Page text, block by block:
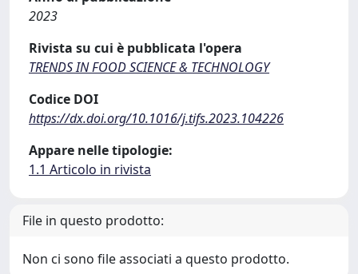
2023
Rivista su cui è pubblicata l'opera
TRENDS IN FOOD SCIENCE & TECHNOLOGY
Codice DOI
https://dx.doi.org/10.1016/j.tifs.2023.104226
Appare nelle tipologie:
1.1 Articolo in rivista
File in questo prodotto:
Non ci sono file associati a questo prodotto.